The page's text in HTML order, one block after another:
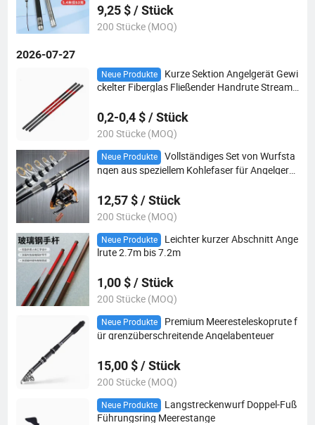
9,25 $ / Stück
200 Stücke (MOQ)
2026-07-27
Neue Produkte
Kurze Sektion Angelgerät Gewi
ckelter Fiberglas Fließender Handrute Stream
0,2-0,4 $ / Stück
200 Stücke (MOQ)
Neue Produkte
Vollständiges Set von Wurfsta
ngen aus speziellem Kohlefaser für Angelgerät
12,57 $ / Stück
200 Stücke (MOQ)
Neue Produkte
Leichter kurzer Abschnitt Ange
lrute 2.7m bis 7.2m
1,00 $ / Stück
200 Stücke (MOQ)
Neue Produkte
Premium Meeresteleskoprute f
ür grenzüberschreitende Angelabenteuer
15,00 $ / Stück
200 Stücke (MOQ)
Neue Produkte
Langstreckenwurf Doppel-Fuß
Führungsring Meerestange